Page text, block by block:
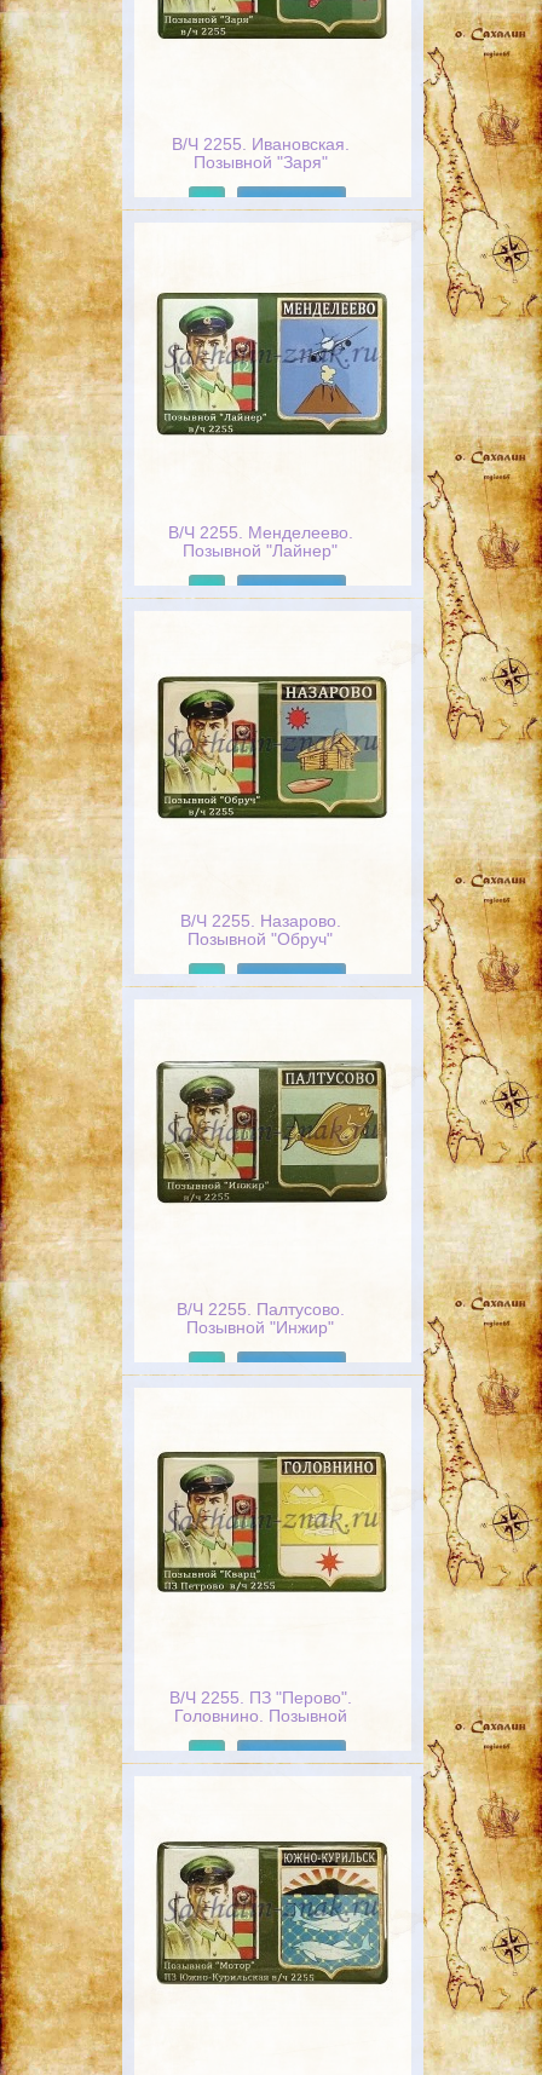
В/Ч 2255. Ивановская.
Позывной "Заря"
В/Ч 2255. Менделеево.
Позывной "Лайнер"
В/Ч 2255. Назарово.
Позывной "Обруч"
В/Ч 2255. Палтусово.
Позывной "Инжир"
В/Ч 2255. ПЗ "Перово".
Головнино. Позывной